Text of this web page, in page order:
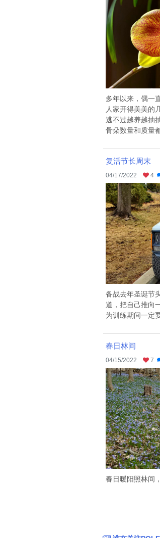
多年以来，偶一
人家开得美美的
逃不过越养越抽
骨朵数量和质量
复活节长周末
04/17/2022 4
备战去年圣诞节
道，把自己推向
为训练期间一定
春日林间
04/15/2022 7
春日暖阳照林间